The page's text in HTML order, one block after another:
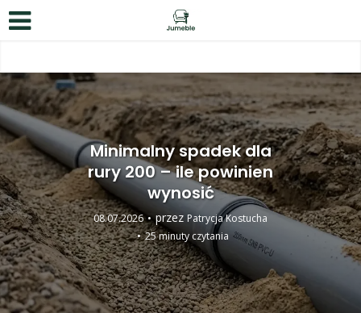
Minimalny spadek dla
rury 200 – ile powinien
wynosić
08.07.2026 przez Patrycja Kostucha
25 minuty czytania